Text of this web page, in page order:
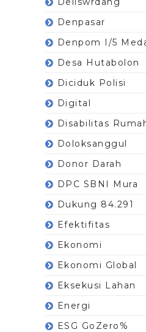
Denpasar
Denpom I/5
Desa Hutabolon
Diciduk Polisi
Digital
Disabilitas
Doloksanggul
Donor Darah
DPC SBNI Mura
Dukung 84.291
Efektifitas
Ekonomi
Ekonomi Global
Eksekusi Lahan
Energi
ESG GoZero%